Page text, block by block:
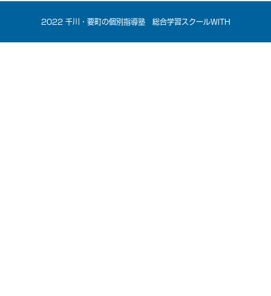
2022 千川・要町の個別指導塾 総合学習スクールWITH